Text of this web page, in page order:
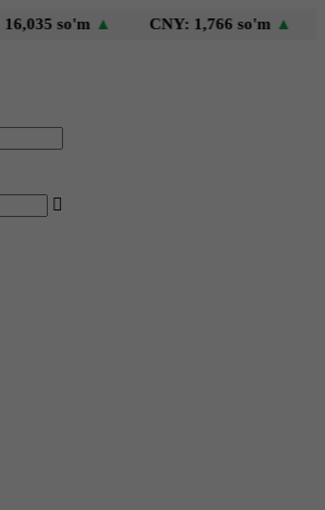
so'm▲ CNY: 1,766 so'm▲